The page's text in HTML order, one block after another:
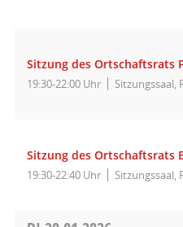
Sitzung des Ortschaftsrats
19:30-22:00 Uhr Sitzungssaal,
Sitzung des Ortschaftsrats
19:30-22:40 Uhr Sitzungssaal,